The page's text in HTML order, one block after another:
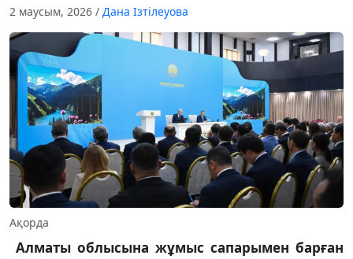
2 маусым, 2026 / Дана Ізтілеуова
Ақорда
Алматы облысына жұмыс сапарымен барған